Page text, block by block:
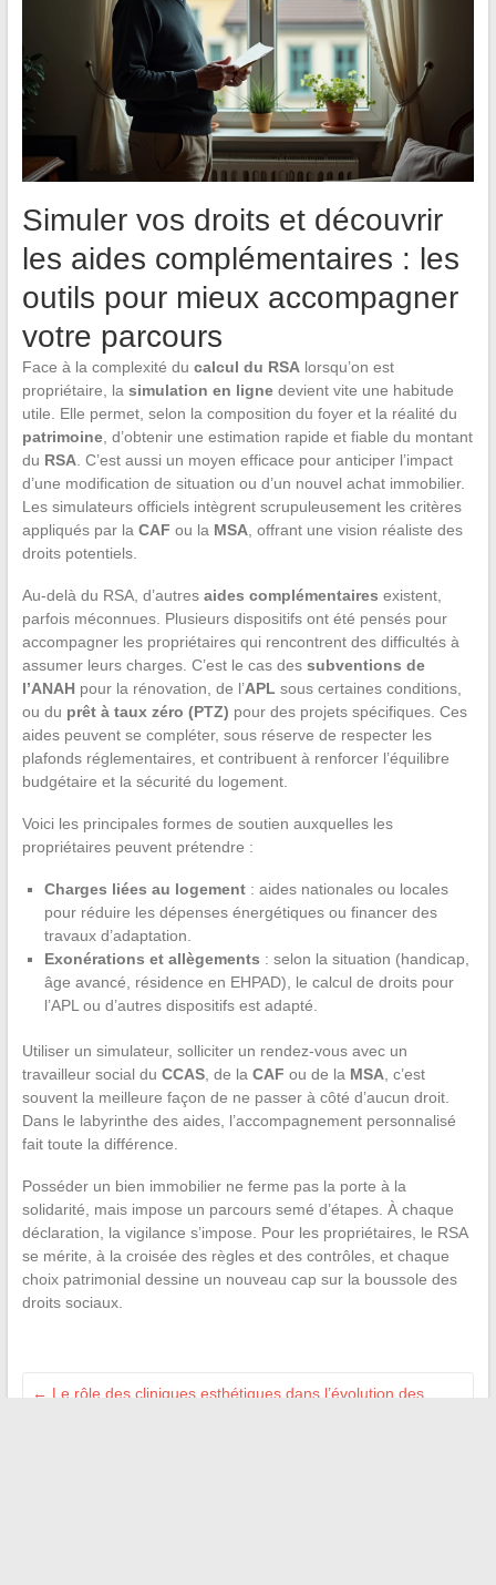
Simuler vos droits et découvrir
les aides complémentaires : les
outils pour mieux accompagner
votre parcours
Face à la complexité du calcul du RSAlorsqu’on est
propriétaire, la simulation en lignedevient vite une habitude
utile. Elle permet, selon la composition du foyer et la réalité du
patrimoine, d’obtenir une estimation rapide et fiable du montant
du RSA. C’est aussi un moyen efficace pour anticiper l’impact
d’une modification de situation ou d’un nouvel achat immobilier.
Les simulateurs officiels intègrent scrupuleusement les critères
appliqués par la CAF ou la MSA, offrant une vision réaliste des
droits potentiels.
Au-delà du RSA, d’autres aides complémentaires existent,
parfois méconnues. Plusieurs dispositifs ont été pensés pour
accompagner les propriétaires qui rencontrent des difficultés à
assumer leurs charges. C’est le cas des subventions de
l’ANAHpour la rénovation, de l’APL sous certaines conditions,
ou du prêt à taux zéro (PTZ) pour des projets spécifiques. Ces
aides peuvent se compléter, sous réserve de respecter les
plafonds réglementaires, et contribuent à renforcer l’équilibre
budgétaire et la sécurité du logement.
Voici les principales formes de soutien auxquelles les
propriétaires peuvent prétendre :
Charges liées au logement: aides nationales ou locales
pour réduire les dépenses énergétiques ou financer des
travaux d’adaptation.
Exonérations et allègements : selon la situation (handicap,
âge avancé, résidence en EHPAD), le calcul de droits pour
l’APL ou d’autres dispositifs est adapté.
Utiliser un simulateur, solliciter un rendez-vous avec un
travailleur social du CCAS, de la CAF ou de la MSA, c’est
souvent la meilleure façon de ne passer à côté d’aucun droit.
Dans le labyrinthe des aides, l’accompagnement personnalisé
fait toute la différence.
Posséder un bien immobilier ne ferme pas la porte à la
solidarité, mais impose un parcours semé d’étapes. À chaque
déclaration, la vigilance s’impose. Pour les propriétaires, le RSA
se mérite, à la croisée des règles et des contrôles, et chaque
choix patrimonial dessine un nouveau cap sur la boussole des
droits sociaux.
← Le rôle des cliniques esthétiques dans l’évolution des